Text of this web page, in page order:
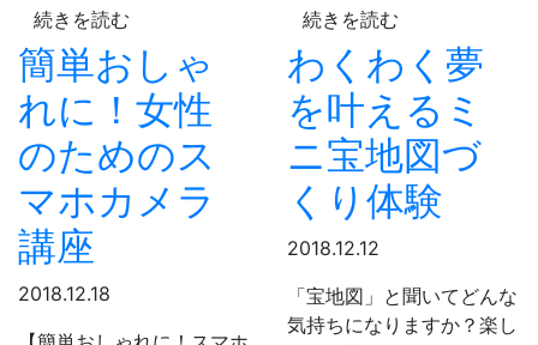
続きを読む
続きを読む
簡単おしゃ
れに！女性
のためのス
マホカメラ
講座
2018.12.18
わくわく夢
を叶えるミ
ニ宝地図づ
くり体験
2018.12.12
「宝地図」と聞いてどんな
気持ちになりますか？楽し